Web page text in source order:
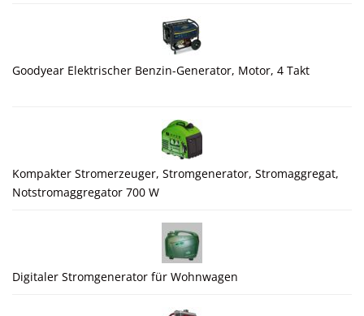
Goodyear Elektrischer Benzin-Generator, Motor, 4 Takt
Kompakter Stromerzeuger, Stromgenerator, Stromaggregat,
Notstromaggregator 700 W
Digitaler Stromgenerator für Wohnwagen